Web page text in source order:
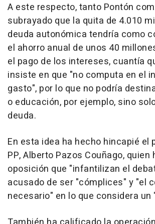
A este respecto, tanto Pontón
subrayado que la quita de 4.010
deuda autonómica tendría como
el ahorro anual de unos 40
el pago de los intereses, cuantía
insiste en que "no computa en el
gasto", por lo que no podría
o educación, por ejemplo, sino
deuda.
En esta idea ha hecho hincapié el
PP, Alberto Pazos Couñago, quien
oposición que "infantilizan el
acusado de ser "cómplices" y "el
necesario" en lo que considera un